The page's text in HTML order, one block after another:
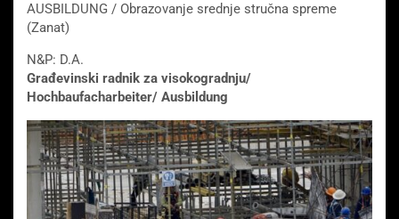
AUSBILDUNG / Obrazovanje srednje stručna spreme
(Zanat)
N&P: D.A.
Građevinski radnik za visokogradnju/
Hochbaufacharbeiter/ Ausbildung